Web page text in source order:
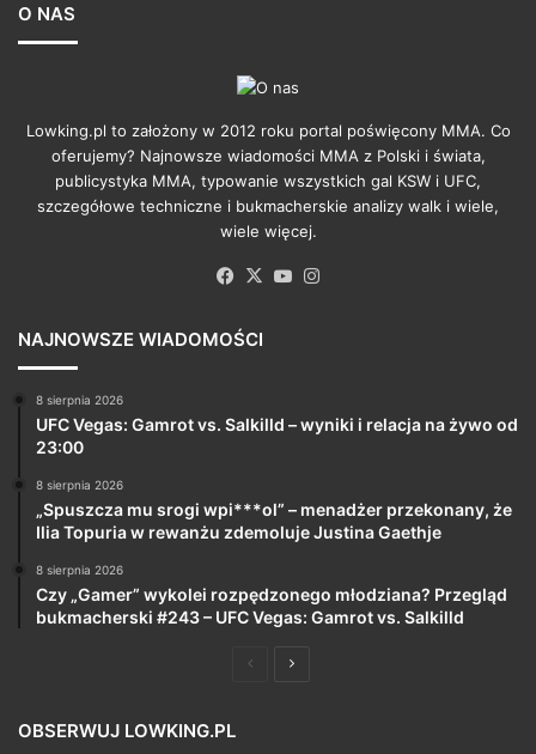
O NAS
Lowking.pl to założony w 2012 roku portal poświęcony MMA. Co
oferujemy? Najnowsze wiadomości MMA z Polski i świata,
publicystyka MMA, typowanie wszystkich gal KSW i UFC,
szczegółowe techniczne i bukmacherskie analizy walk i wiele,
wiele więcej.
Facebook
X YouTube
NAJNOWSZE WIADOMOŚCI
8 sierpnia 2026
UFC Vegas: Gamrot vs. Salkilld – wyniki i relacja na żywo od
23:00
8 sierpnia 2026
„Spuszcza mu srogi wpi***ol” – menadżer przekonany, że
Ilia Topuria w rewanżu zdemoluje Justina Gaethje
8 sierpnia 2026
Czy „Gamer” wykolei rozpędzonego młodziana? Przegląd
bukmacherski #243 – UFC Vegas: Gamrot vs. Salkilld
PoprzedniaNastępna
OBSERWUJ LOWKING.PL